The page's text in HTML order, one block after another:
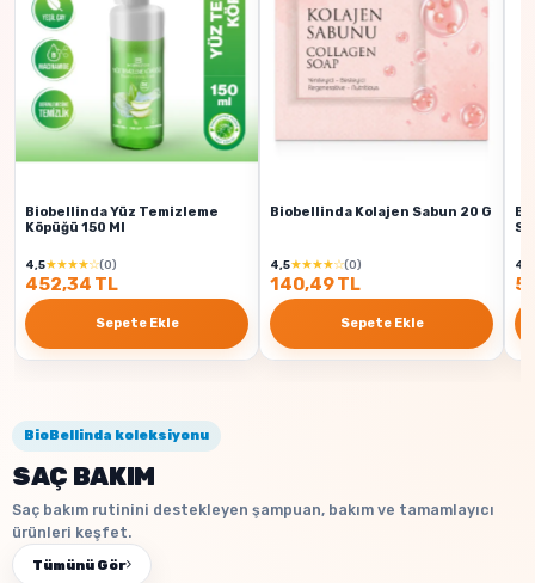
Biobellinda Yüz Temizleme
Köpüğü 150 Ml
4,5★★★★☆(0)
452,34 TL
Sepete Ekle
Biobellinda Kolajen Sabun 20 G
4,5★★★★☆(0)
140,49 TL
Sepete Ekle
4,5
BioBellinda koleksiyonu
SAÇ BAKIM
Saç bakım rutinini destekleyen şampuan, bakım ve tamamlayıcı
ürünleri keşfet.
Tümünü Gör